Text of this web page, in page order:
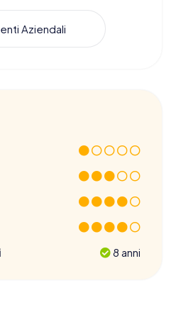
Aziendali
8 anni